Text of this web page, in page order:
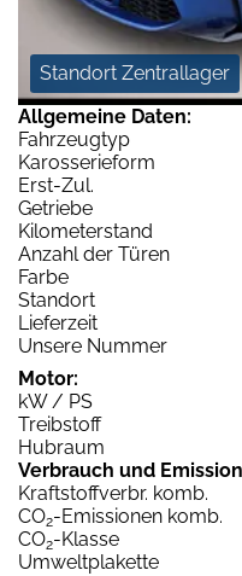
Standort Zentrallager
Allgemeine Daten:
Fahrzeugtyp
Karosserieform
Erst-Zul.
Getriebe
Kilometerstand
Anzahl der Türen
Farbe
Standort
Lieferzeit
Unsere Nummer
Motor:
kW / PS
Treibstoff
Hubraum
Verbrauch und
Kraftstoffverbr. komb.
CO2-Emissionen komb.
CO2-Klasse
Umweltplakette